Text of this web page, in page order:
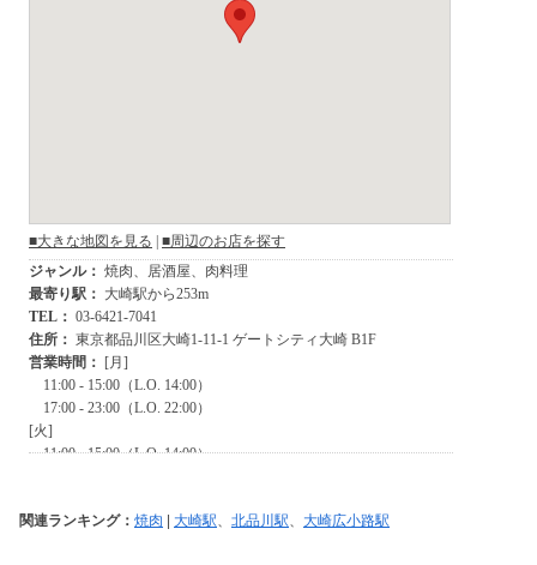
関連ランキング： 焼肉 大崎駅、 北品川駅、 大崎広小路駅